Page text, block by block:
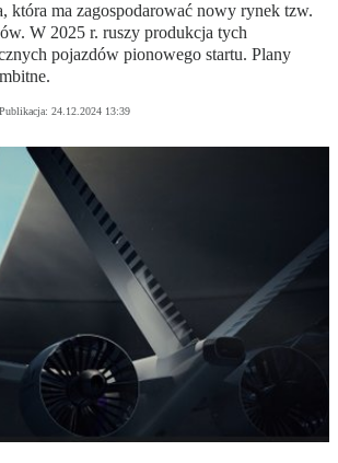
która ma zagospodarować nowy rynek tzw.
W 2025 r. ruszy produkcja tych
pojazdów pionowego startu. Plany
Publikacja: 24.12.2024 13:39